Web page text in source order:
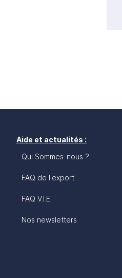
Aide et actualités :
Qui Sommes-nous ?
FAQ de l'export
FAQ V.I.E
Nos newsletters